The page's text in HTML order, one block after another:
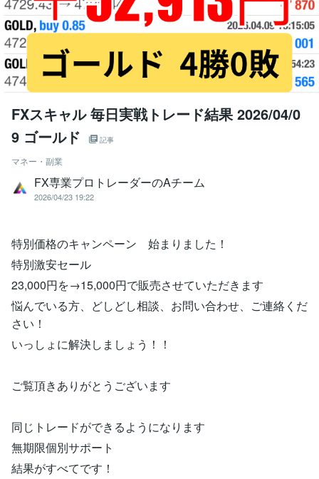
FXスキャル 毎日実戦トレード結果 2026/04/0
9 ゴールド
記事
マネー・副業
FX専業プロトレーダーのAチーム
2026/04/23 19:22
特別価格のキャンペーン 始まりました！
特別激安セール
23,000円を→15,000円で販売させていただきます
悩んでいる方、どしどし相談、お問い合わせ、ご連絡くだ
さい！
いっしょに解決しましょう！！
ご覧頂きありがとうございます
同じトレードができるようになります
無期限個別サポート
結果がすべてです！